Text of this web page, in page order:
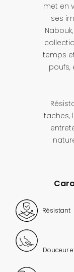
met en
ses
temps
poufs,
taches,
Résistant
Douceur